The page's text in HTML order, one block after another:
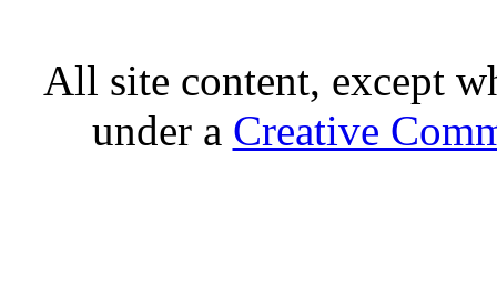
All site content, except
under a Creative